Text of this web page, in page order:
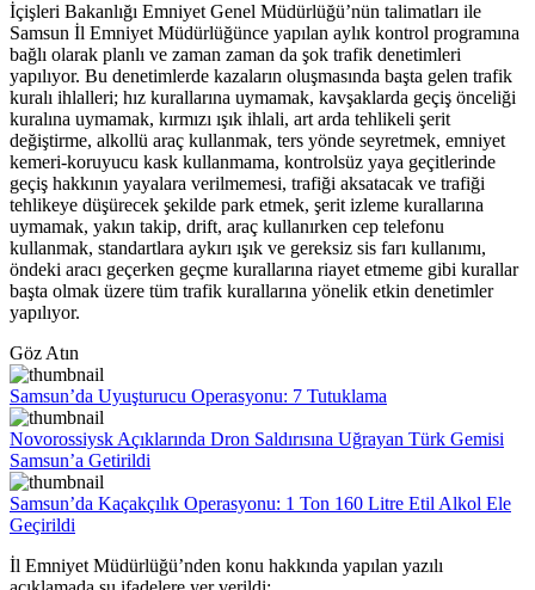
İçişleri Bakanlığı Emniyet Genel Müdürlüğü’nün talimatları ile
Samsun İl Emniyet Müdürlüğünce yapılan aylık kontrol programına
bağlı olarak planlı ve zaman zaman da şok trafik denetimleri
yapılıyor. Bu denetimlerde kazaların oluşmasında başta gelen trafik
kuralı ihlalleri; hız kurallarına uymamak, kavşaklarda geçiş önceliği
kuralına uymamak, kırmızı ışık ihlali, art arda tehlikeli şerit
değiştirme, alkollü araç kullanmak, ters yönde seyretmek, emniyet
kemeri-koruyucu kask kullanmama, kontrolsüz yaya geçitlerinde
geçiş hakkının yayalara verilmemesi, trafiği aksatacak ve trafiği
tehlikeye düşürecek şekilde park etmek, şerit izleme kurallarına
uymamak, yakın takip, drift, araç kullanırken cep telefonu
kullanmak, standartlara aykırı ışık ve gereksiz sis farı kullanımı,
öndeki aracı geçerken geçme kurallarına riayet etmeme gibi kurallar
başta olmak üzere tüm trafik kurallarına yönelik etkin denetimler
yapılıyor.
Göz Atın
Samsun’da Uyuşturucu Operasyonu: 7 Tutuklama
Novorossiysk Açıklarında Dron Saldırısına Uğrayan Türk Gemisi
Samsun’a Getirildi
Samsun’da Kaçakçılık Operasyonu: 1 Ton 160 Litre Etil Alkol Ele
Geçirildi
İl Emniyet Müdürlüğü’nden konu hakkında yapılan yazılı